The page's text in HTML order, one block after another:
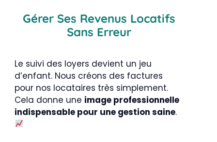
Gérer Ses Revenus Locatifs
Sans Erreur
Le suivi des loyers devient un jeu
d’enfant. Nous créons des factures
pour nos locataires très simplement.
Cela donne une image professionnelle
indispensable pour une gestion saine.